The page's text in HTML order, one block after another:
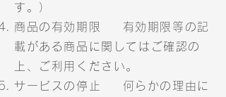
す。）
商品の有効期限 有効期限等の記
載がある商品に関してはご確認の
上、ご利用ください。
サービスの停止 何らかの理由に